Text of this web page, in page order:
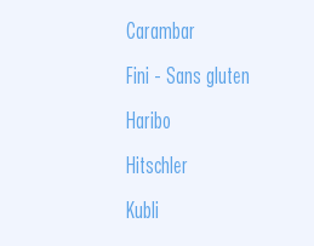
Carambar
Fini - Sans gluten
Haribo
Hitschler
Kubli